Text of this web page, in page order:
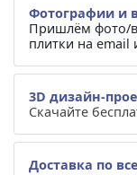
Фотографии и
Пришлём фото/
плитки на email
3D дизайн-
Скачайте
Доставка по